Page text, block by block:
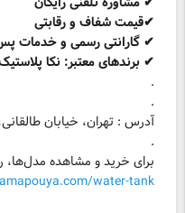
✔ برندهای معتبر: نکا
برای خرید و مشاهده مدل‌ها،
water-tank